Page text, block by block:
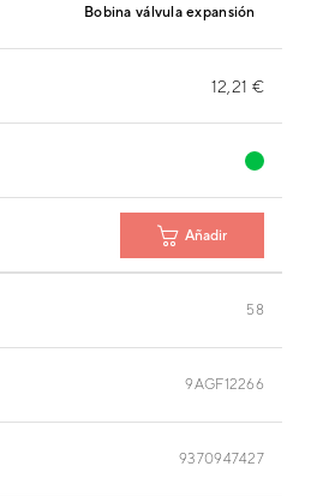
Bobina válvula expansión
12,21 €
Añadir
58
9AGF12266
9370947427